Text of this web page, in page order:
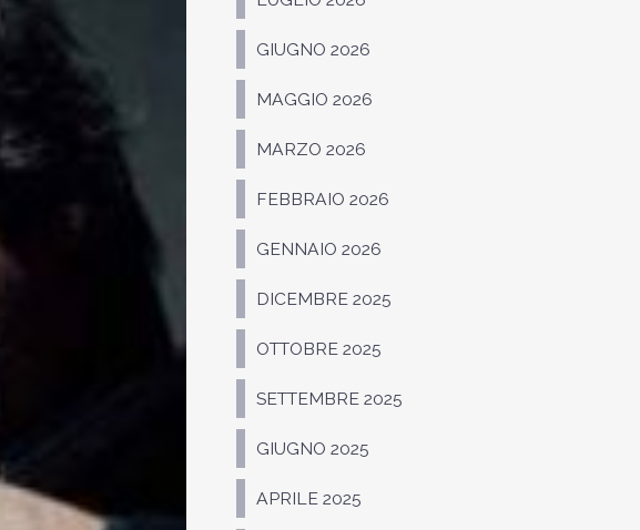
GIUGNO 2026
MAGGIO 2026
MARZO 2026
FEBBRAIO 2026
GENNAIO 2026
DICEMBRE 2025
OTTOBRE 2025
SETTEMBRE 2025
GIUGNO 2025
APRILE 2025